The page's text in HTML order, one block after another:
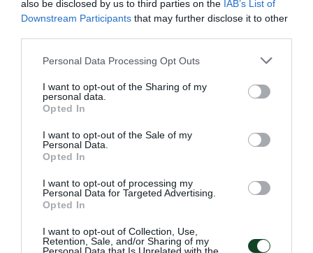
also be disclosed by us to third parties on the IAB’s List of
Downstream Participants that may further disclose it to other
Please note that this website/app uses one or more Google
not limited to your visit or usage behaviour. You may click to
grant or deny consent to Google and its third-party tags to
use your data for below specified purposes in below Google
consent section.
Personal Data Processing Opt Outs
I want to opt-out of the Sharing of my
personal data.
Opted In
I want to opt-out of the Sale of my
Personal Data.
Opted In
I want to opt-out of processing my
Personal Data for Targeted Advertising.
Opted In
I want to opt-out of Collection, Use,
Retention, Sale, and/or Sharing of my
Στον Παναθηναϊκό η Peace Efih
Ο Παναθηναϊκός Αθλητικός Όμιλος ανακοινώνει την
έναρξη της συνεργασίας του με την Peace Efih για το
τμήμα ποδοσφαίρου γυναικών.
06.08.2026 ΠΟΔΟΣΦΑΙΡΟ ΓΥΝΑΙΚΩΝ